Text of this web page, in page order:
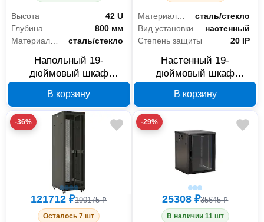
Высота
42 U
Глубина
800 мм
сталь/стекло
Напольный 19-
дюймовый шкаф
RAL9004 42U 392682
В корзину
Материал дверцы
сталь/стекло
Вид установки
настенный
Степень защиты
20 IP
Настенный 19-
дюймовый шкаф
600x450 мм
В корзину
-36%
121712 ₽190175 ₽
Осталось 7 шт
-29%
25308 ₽35645 ₽
В наличии 11 шт